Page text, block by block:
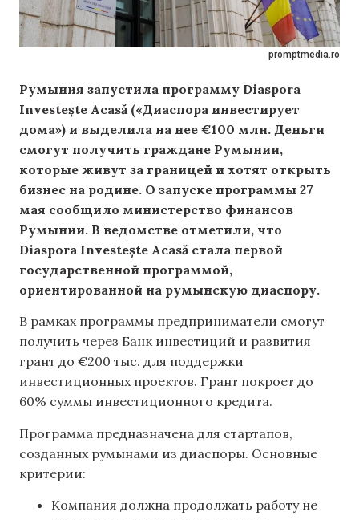
promptmedia.ro
Румыния запустила программу Diaspora
Investește Acasă («Диаспора инвестирует
дома») и выделила на нее €100 млн. Деньги
смогут получить граждане Румынии,
которые живут за границей и хотят открыть
бизнес на родине. О запуске программы 27
мая сообщило министерство финансов
Румынии. В ведомстве отметили, что
Diaspora Investește Acasă стала первой
государственной программой,
ориентированной на румынскую диаспору.
В рамках программы предприниматели смогут
получить через Банк инвестиций и развития
грант до €200 тыс. для поддержки
инвестиционных проектов. Грант покроет до
60% суммы инвестиционного кредита.
Программа предназначена для стартапов,
созданных румынами из диаспоры. Основные
критерии:
Компания должна продолжать работу не